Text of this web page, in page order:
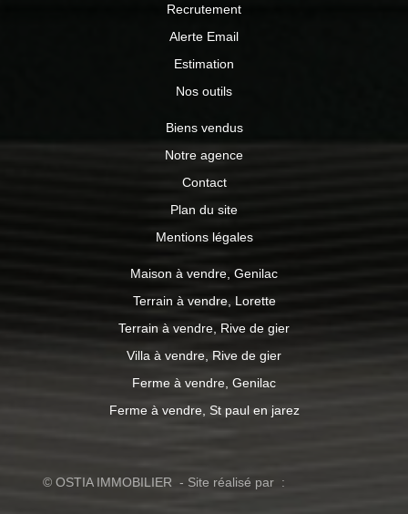
Recrutement
Alerte Email
Estimation
Nos outils
Biens vendus
Notre agence
Contact
Plan du site
Mentions légales
Maison à vendre, Genilac
Terrain à vendre, Lorette
Terrain à vendre, Rive de gier
Villa à vendre, Rive de gier
Ferme à vendre, Genilac
Ferme à vendre, St paul en jarez
© OSTIA IMMOBILIER - Site réalisé par :